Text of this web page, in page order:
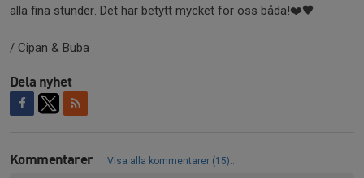
alla fina stunder. Det har betytt mycket för oss båda!❤️🖤
/ Cipan & Buba
Dela nyhet
Kommentarer Visa alla kommentarer (15)...